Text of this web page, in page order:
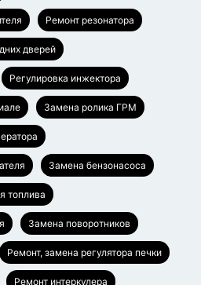
Ремонт резонатора
дверей
Регулировка инжектора
Замена ролика ГРМ
Замена бензонасоса
топлива
Замена поворотников
Ремонт, замена регулятора печки
Ремонт интеркулера